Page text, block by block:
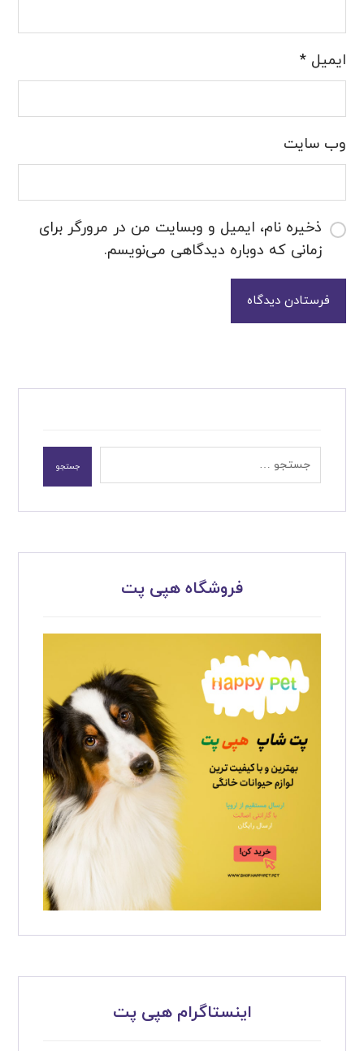
ایمیل*
وب‌ سایت
ذخیره نام، ایمیل و وبسایت من در مرورگر برای
زمانی که دوباره دیدگاهی می‌نویسم.
فرستادن دیدگاه
جستجو
فروشگاه هپی پت
اینستاگرام هپی پت